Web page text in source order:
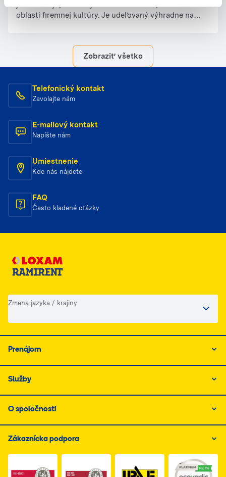
jedno z najvýznamnejších medzinárodných uznaní v
oblasti firemnej kultúry. Je udeľovaný výhradne na
férovosť odmeňovania či možnosti rastu. Ramirent
dlhodobo usiluje o vytváranie priateľskej atmosféry,
otvorenej komunikácie a možností pre rozvoj, čo sa
Zobraziť všetko
Telefonický kontakt
Zavolajte nám
E-mailový kontakt
Napíšte nám
Umiestnenie
Kde nás nájdete
FAQ
Často kladené otázky
Zmena jazyka / krajiny
Prenájom
Služby
O spoločnosti
Zákaznícka podpora